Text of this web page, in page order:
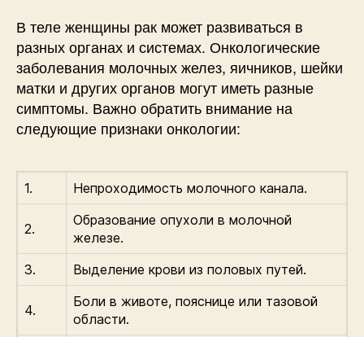
В теле женщины рак может развиваться в
разных органах и системах. Онкологические
заболевания молочных желез, яичников, шейки
матки и других органов могут иметь разные
симптомы. Важно обратить внимание на
следующие признаки онкологии:
1. Непроходимость молочного канала.
2.
Образование опухоли в молочной
железе.
3.
Выделение крови из половых путей.
4.
Боли в животе, пояснице или тазовой
области.